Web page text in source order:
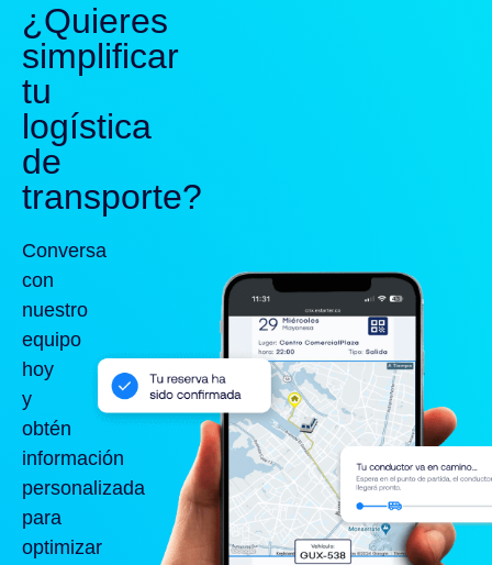
¿Quieres
simplificar
tu
logística
de
transporte?
Conversa
con
nuestro
equipo
hoy
y
obtén
información
personalizada
para
optimizar